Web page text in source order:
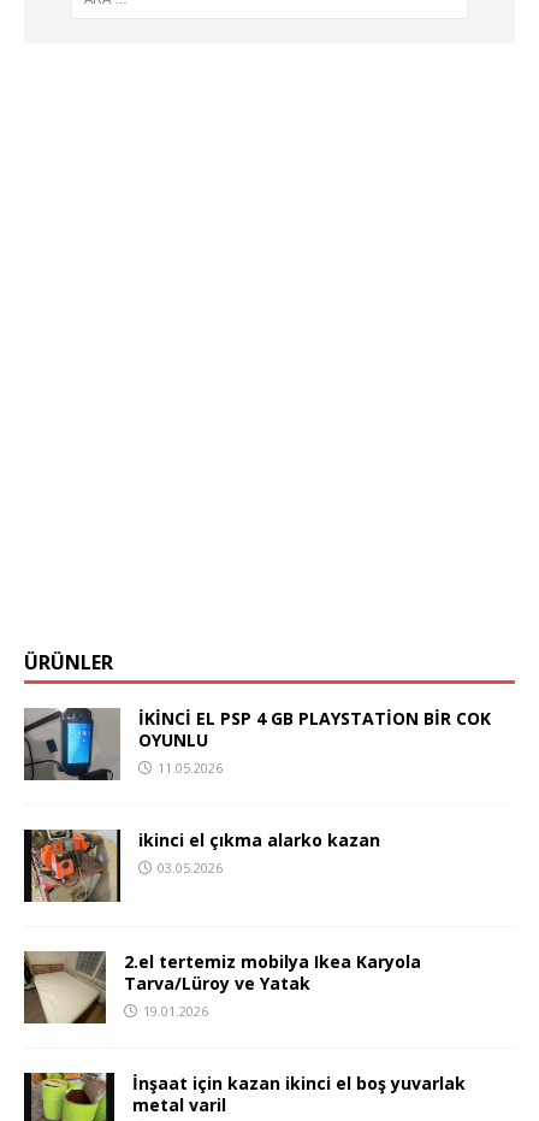
ÜRÜNLER
İKİNCİ EL PSP 4 GB PLAYSTATİON BİR COK
OYUNLU
11.05.2026
ikinci el çıkma alarko kazan
03.05.2026
2.el tertemiz mobilya Ikea Karyola
Tarva/Lüroy ve Yatak
19.01.2026
İnşaat için kazan ikinci el boş yuvarlak
metal varil